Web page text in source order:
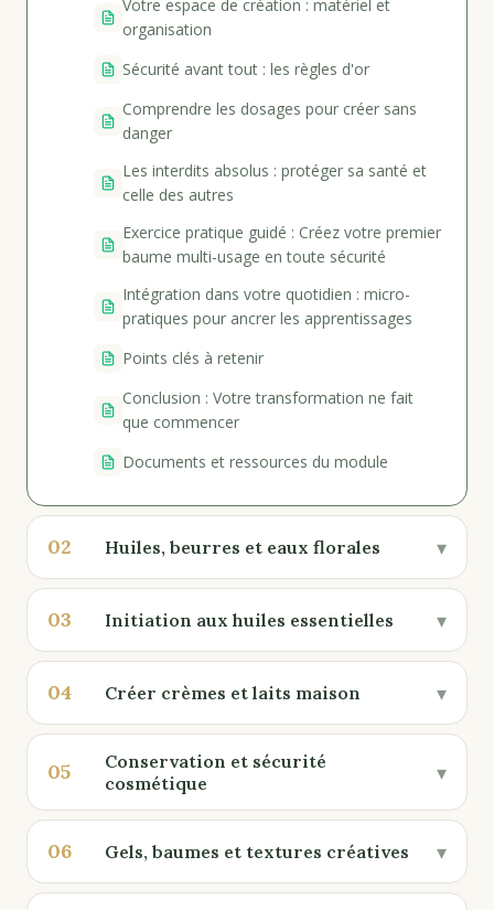
Votre espace de création : matériel et
organisation
Sécurité avant tout : les règles d'or
Comprendre les dosages pour créer sans
danger
Les interdits absolus : protéger sa santé et
celle des autres
Exercice pratique guidé : Créez votre premier
baume multi-usage en toute sécurité
Intégration dans votre quotidien : micro-
pratiques pour ancrer les apprentissages
Points clés à retenir
Conclusion : Votre transformation ne fait
que commencer
Documents et ressources du module
02 Huiles, beurres et eaux florales ▾
03 Initiation aux huiles essentielles ▾
04 Créer crèmes et laits maison ▾
05
Conservation et sécurité
cosmétique
▾
06 Gels, baumes et textures créatives ▾